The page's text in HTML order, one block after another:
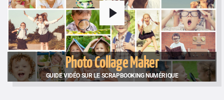
Photo Collage Maker
GUIDE VIDÉO SUR LE SCRAPBOOKING NUMÉRIQUE